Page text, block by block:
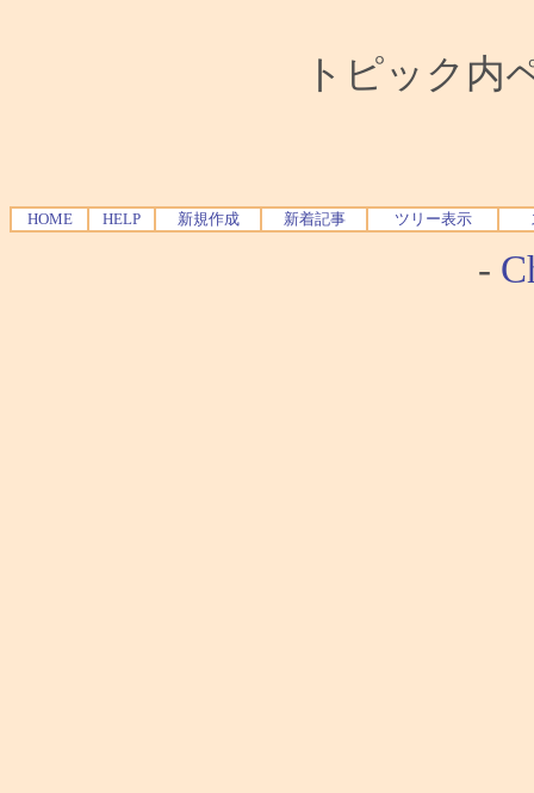
トピック内
HOME HELP 新規作成 新着記事 ツリー表示
-